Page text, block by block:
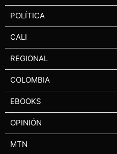
POLÍTICA
CALI
REGIONAL
COLOMBIA
EBOOKS
OPINIÓN
MTN